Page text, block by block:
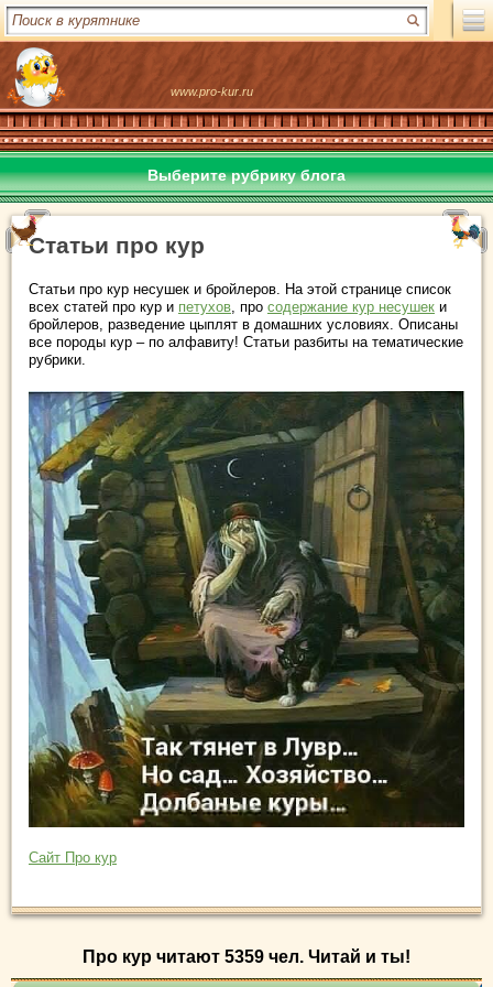
www.pro-kur.ru
Выберите рубрику блога
Статьи про кур
Статьи про кур несушек и бройлеров. На этой странице список
всех статей про кур и петухов, про содержание кур несушек и
бройлеров, разведение цыплят в домашних условиях. Описаны
все породы кур – по алфавиту! Статьи разбиты на тематические
рубрики.
Сайт Про кур
Про кур читают 5359 чел. Читай и ты!